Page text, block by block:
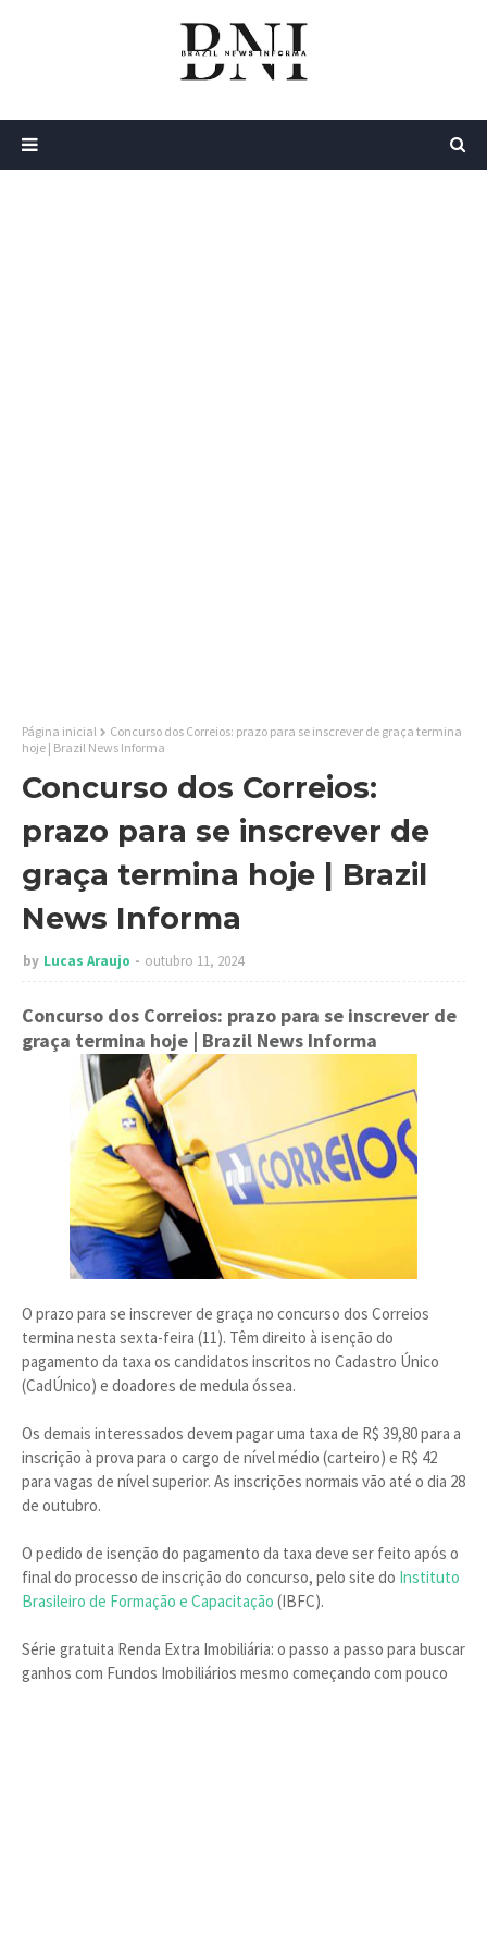
Página inicial
Concurso dos Correios: prazo para se inscrever de graça termina
hoje | Brazil News Informa
Concurso dos Correios:
prazo para se inscrever de
graça termina hoje | Brazil
News Informa
by Lucas Araujo outubro 11, 2024
Concurso dos Correios: prazo para se inscrever de
graça termina hoje | Brazil News Informa
O prazo para se inscrever de graça no concurso dos Correios
termina nesta sexta-feira (11). Têm direito à isenção do
pagamento da taxa os candidatos inscritos no Cadastro Único
(CadÚnico) e doadores de medula óssea.
Os demais interessados devem pagar uma taxa de R$ 39,80 para a
inscrição à prova para o cargo de nível médio (carteiro) e R$ 42
para vagas de nível superior. As inscrições normais vão até o dia 28
de outubro.
O pedido de isenção do pagamento da taxa deve ser feito após o
final do processo de inscrição do concurso, pelo site do Instituto
Brasileiro de Formação e Capacitação (IBFC).
Série gratuita Renda Extra Imobiliária: o passo a passo para buscar
ganhos com Fundos Imobiliários mesmo começando com pouco